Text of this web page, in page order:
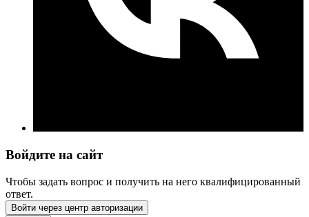
Войдите на сайт
Чтобы задать вопрос и получить на него квалифицированный
ответ.
Войти через центр авторизации